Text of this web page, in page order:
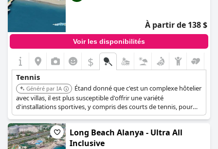
À partir de 138 $
Voir les disponibilités
$
Tennis
Généré par IA
Étand donné que c'est un complexe hôtelier
avec villas, il est plus susceptible d'offrir une variété
d'installations sportives, y compris des courts de tennis, pour
répondre aux divers intérêts des clients.
Long Beach Alanya - Ultra All
Inclusive